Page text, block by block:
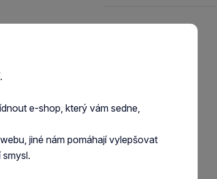
e-shop, který vám sedne,
jiné nám pomáhají vylepšovat